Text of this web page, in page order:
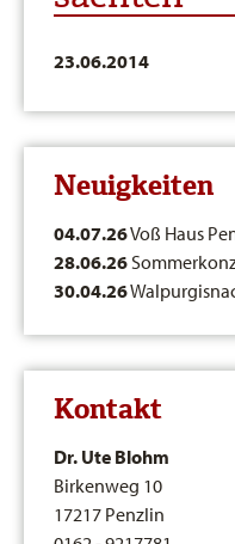
23.06.2014
Neuigkeiten
04.07.26Voß Haus
28.06.26
30.04.26
Kontakt
Dr. Ute Blohm
Birkenweg 10
17217 Penzlin